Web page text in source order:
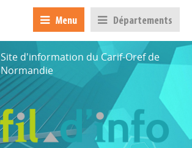
Menu Départements
Site d'information du Carif-Oref de
Normandie